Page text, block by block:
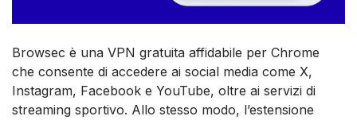
Browsec è una VPN gratuita affidabile per Chrome
che consente di accedere ai social media come X,
Instagram, Facebook e YouTube, oltre ai servizi di
streaming sportivo. Allo stesso modo, l’estensione